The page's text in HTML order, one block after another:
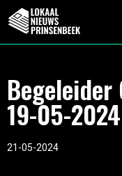
19-05-2024
21-05-2024